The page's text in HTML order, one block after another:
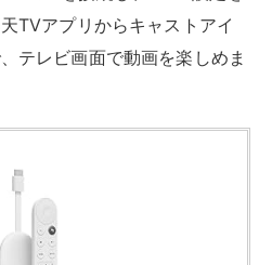
JP [Chromecast
TV](4Kモデル)
byRinker
楽天市場